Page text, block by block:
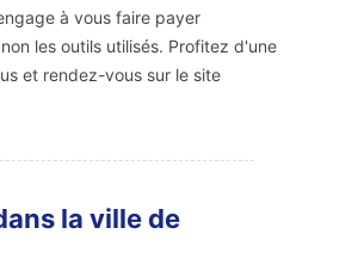
à vous faire payer
les outils utilisés. Profitez d'une
et rendez-vous sur le site
la ville de